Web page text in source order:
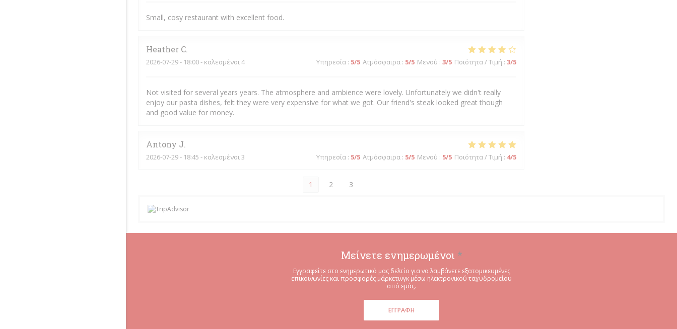
Small, cosy restaurant with excellent food.
Heather C
2026-07-29- 18:00 - καλεσμένοι 4 Υπηρεσία: 5/5 Ατμόσφαιρα: 5/5 Μενού : 3/5 Ποιότητα / Τιμή : 3/5
Not visited for several years years. The atmosphere and ambience were lovely. Unfortunately we didn't really
enjoy our pasta dishes, felt they were very expensive for what we got. Our friend's steak looked great though
and good value for money.
Antony J
2026-07-29- 18:45 - καλεσμένοι 3 Υπηρεσία: 5/5 Ατμόσφαιρα: 5/5 Μενού : 5/5 Ποιότητα / Τιμή : 4/5
1 2 3
Μείνετε ενημερωμένοι *
Εγγραφείτε στο ενημερωτικό μας δελτίο για να λαμβάνετε εξατομικευμένες
επικοινωνίες και προσφορές μάρκετινγκ μέσω ηλεκτρονικού ταχυδρομείου
από εμάς.
ΕΓΓΡΑΦΉ